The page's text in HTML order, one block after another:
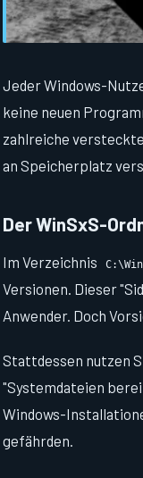
Jeder Windows-
keine neuen
zahlreiche
an Speicherplatz
Der WinSxS-
Im Verzeichnis
Versionen. Dieser
Anwender. Doch
Stattdessen nutzen
"Systemdateien
Windows-
gefährden.